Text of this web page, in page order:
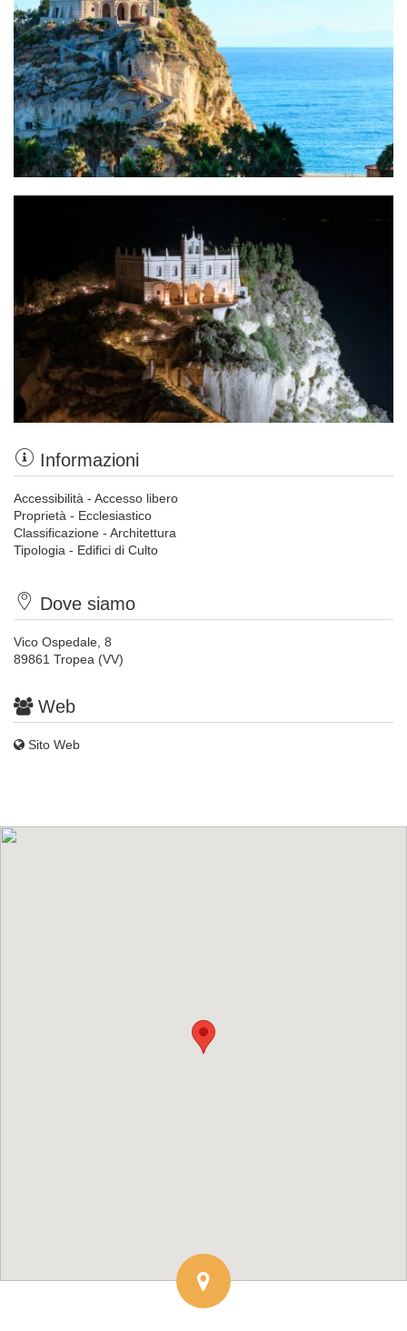
Informazioni
Accessibilità - Accesso libero
Proprietà - Ecclesiastico
Classificazione - Architettura
Tipologia - Edifici di Culto
Dove siamo
Vico Ospedale, 8
89861 Tropea (VV)
Web
Sito Web